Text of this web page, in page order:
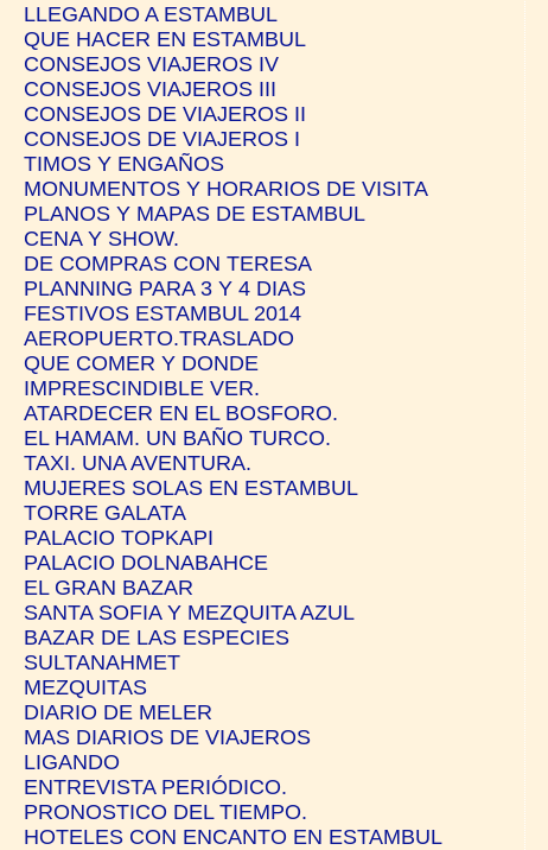
LLEGANDO A ESTAMBUL
QUE HACER EN ESTAMBUL
CONSEJOS VIAJEROS IV
CONSEJOS VIAJEROS III
CONSEJOS DE VIAJEROS II
CONSEJOS DE VIAJEROS I
TIMOS Y ENGAÑOS
MONUMENTOS Y HORARIOS DE VISITA
PLANOS Y MAPAS DE ESTAMBUL
CENA Y SHOW.
DE COMPRAS CON TERESA
PLANNING PARA 3 Y 4 DIAS
FESTIVOS ESTAMBUL 2014
AEROPUERTO.TRASLADO
QUE COMER Y DONDE
IMPRESCINDIBLE VER.
ATARDECER EN EL BOSFORO.
EL HAMAM. UN BAÑO TURCO.
TAXI. UNA AVENTURA.
MUJERES SOLAS EN ESTAMBUL
TORRE GALATA
PALACIO TOPKAPI
PALACIO DOLNABAHCE
EL GRAN BAZAR
SANTA SOFIA Y MEZQUITA AZUL
BAZAR DE LAS ESPECIES
SULTANAHMET
MEZQUITAS
DIARIO DE MELER
MAS DIARIOS DE VIAJEROS
LIGANDO
ENTREVISTA PERIÓDICO.
PRONOSTICO DEL TIEMPO.
HOTELES CON ENCANTO EN ESTAMBUL